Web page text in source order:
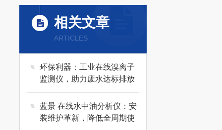
相关文章
ARTICLES
环保利器：工业在线溴离子
监测仪，助力废水达标排放
蓝景 在线水中油分析仪：安
装维护革新，降低全周期使